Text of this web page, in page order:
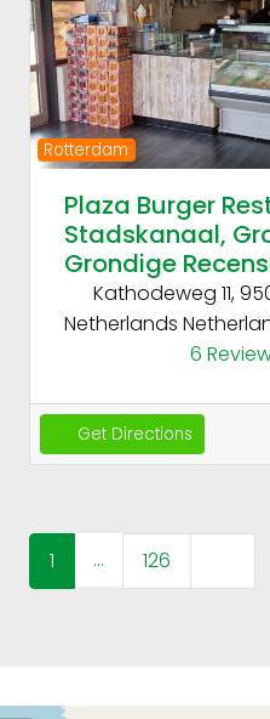
Rotterdam
Previous
Plaza Burger
Stadskanaal,
Grondige
Kathodeweg 11,
Netherlands
6
Get Directions
Posts
1 … 126